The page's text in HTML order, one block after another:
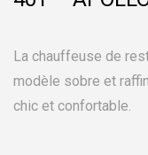
La chauffeuse de
modèle sobre et
chic et confortable.